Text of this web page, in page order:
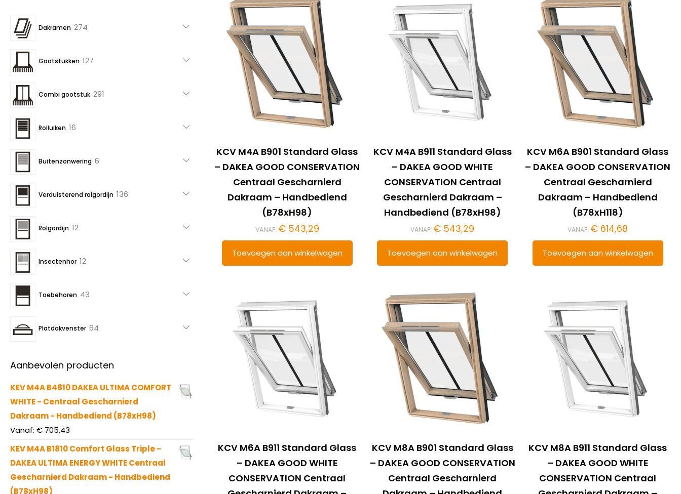
KCV M4A B901 Standard Glass
– DAKEA GOOD CONSERVATION
Centraal Gescharnierd
Dakraam – Handbediend
(B78xH98)
VANAF: €543,29
Toevoegen aan winkelwagen
KCV M4A B911 Standard Glass
– DAKEA GOOD WHITE
CONSERVATION Centraal
Gescharnierd Dakraam –
Handbediend (B78xH98)
VANAF: € 543,29
Toevoegen aan winkelwagen
KCV M6A B901 Standard Glass
– DAKEA GOOD CONSERVATION
Centraal Gescharnierd
Dakraam – Handbediend
(B78xH118)
VANAF: € 614,68
Toevoegen aan winkelwagen
KCV M6A B911 Standard Glass
– DAKEA GOOD WHITE
CONSERVATION Centraal
KCV M8A B901 Standard Glass
– DAKEA GOOD CONSERVATION
Centraal Gescharnierd
KCV M8A B911 Standard Glass
– DAKEA GOOD WHITE
CONSERVATION Centraal
Dakramen 274
Gootstukken 127
Combi gootstuk 291
Rolluiken 16
Buitenzonwering 6
Verduisterend rolgordijn 136
Rolgordijn 12
Insectenhor 12
Toebehoren 43
Platdakvenster 64
Aanbevolen producten
KEV M4A B4810 DAKEA ULTIMA COMFORT
WHITE - Centraal Gescharnierd
Dakraam - Handbediend (B78xH98)
Vanaf: € 705,43
KEV M4A B1810 Comfort Glass Triple -
DAKEA ULTIMA ENERGY WHITE Centraal
Gescharnierd Dakraam - Handbediend
(B78xH98)